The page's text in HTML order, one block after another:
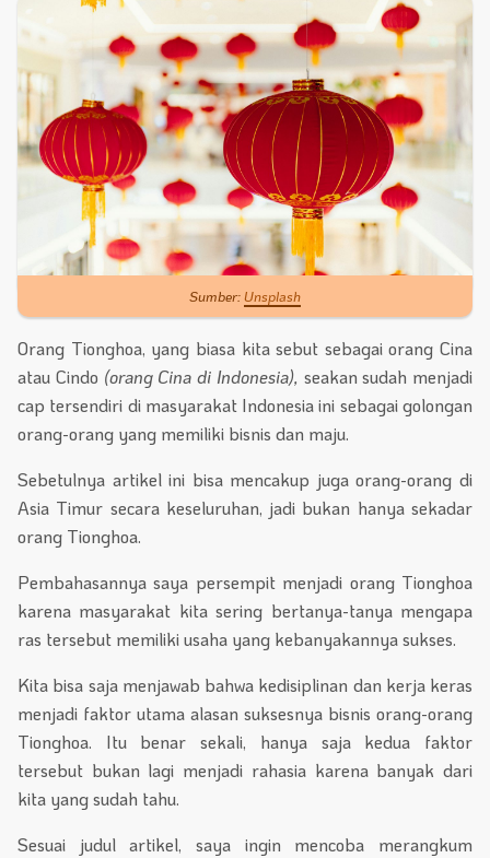
Sumber:Unsplash
Orang Tionghoa, yang biasa kita sebut sebagai orang Cina
atau Cindo (orang Cina di Indonesia), seakan sudah menjadi
cap tersendiri di masyarakat Indonesia ini sebagai golongan
orang-orang yang memiliki bisnis dan maju.
Sebetulnya artikel ini bisa mencakup juga orang-orang di
Asia Timur secara keseluruhan, jadi bukan hanya sekadar
orang Tionghoa.
Pembahasannya saya persempit menjadi orang Tionghoa
karena masyarakat kita sering bertanya-tanya mengapa
ras tersebut memiliki usaha yang kebanyakannya sukses.
Kita bisa saja menjawab bahwa kedisiplinan dan kerja keras
menjadi faktor utama alasan suksesnya bisnis orang-orang
Tionghoa. Itu benar sekali, hanya saja kedua faktor
tersebut bukan lagi menjadi rahasia karena banyak dari
kita yang sudah tahu.
Sesuai judul artikel, saya ingin mencoba merangkum